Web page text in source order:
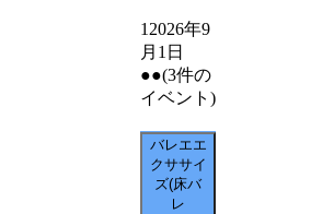
1 2026年9
月1日
●●(3件の
イベント)
バレエエ
クササイ
ズ(床バ
レ